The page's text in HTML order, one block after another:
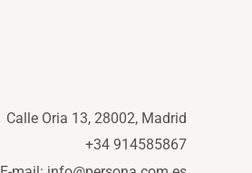
Calle Oria 13, 28002, Madrid
+34 914585867